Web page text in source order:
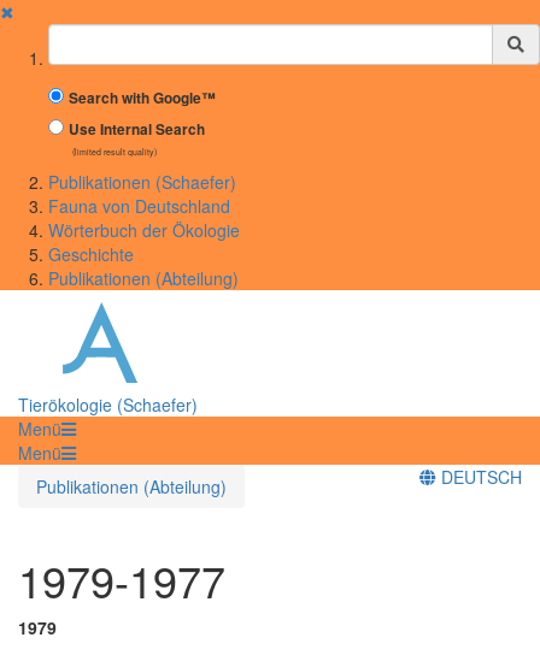
✖
Suchbegriff
Search with Google™
Use Internal Search
(limited result quality)
Publikationen (Schaefer)
Fauna von Deutschland
Wörterbuch der Ökologie
Geschichte
Publikationen (Abteilung)
Tierökologie (Schaefer)
Menü
Menü
Publikationen (Abteilung)
DEUTSCH
1979-1977
1979